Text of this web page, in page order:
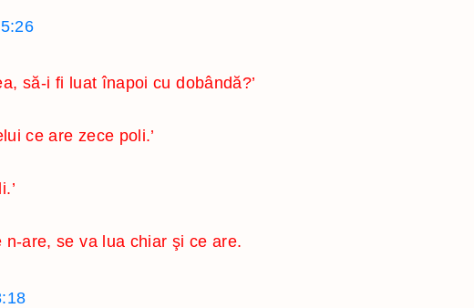
să-i fi luat înapoi cu dobândă?’
ce are zece poli.’
are, se va lua chiar şi ce are.